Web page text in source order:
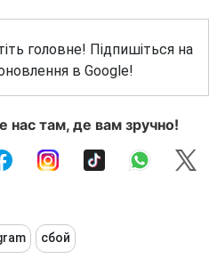
головне! Підпишіться на
в Google!
нас там, де вам зручно!
сбой